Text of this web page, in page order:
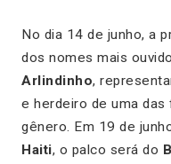
No dia 14 de junho, a
dos nomes mais
Arlindinho,
e herdeiro de uma
gênero. Em 19 de
Haiti, o palco será do